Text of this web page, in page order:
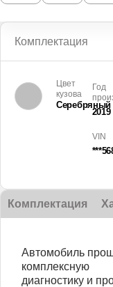
Комплектация
Цвет
кузова
Серебряный
Год
2019
VIN
Комплектация
Автомобиль
комплексную
диагностику и